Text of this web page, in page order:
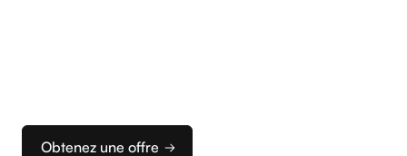
Obtenez une offre